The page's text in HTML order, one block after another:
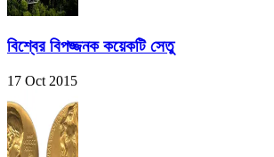
বিশ্বের বিপজ্জনক কয়েকটি সেতু
17 Oct 2015